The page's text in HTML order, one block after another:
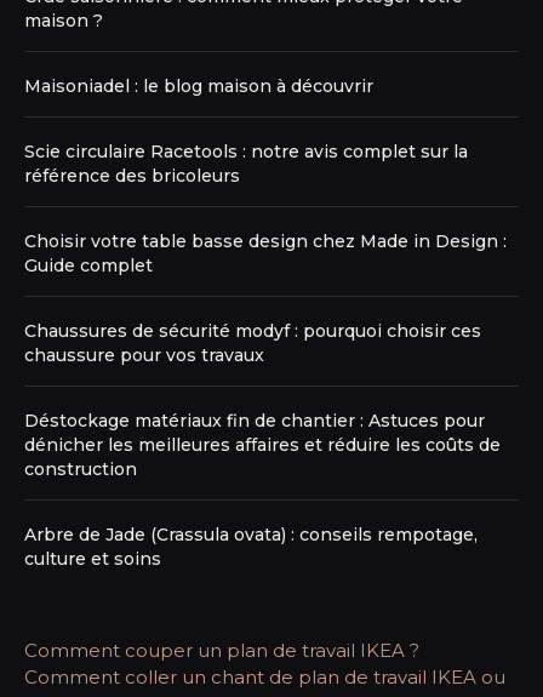
maison ?
Maisoniadel : le blog maison à découvrir
Scie circulaire Racetools : notre avis complet sur la
référence des bricoleurs
Choisir votre table basse design chez Made in Design :
Guide complet
Chaussures de sécurité modyf : pourquoi choisir ces
chaussure pour vos travaux
Déstockage matériaux fin de chantier : Astuces pour
dénicher les meilleures affaires et réduire les coûts de
construction
Arbre de Jade (Crassula ovata) : conseils rempotage,
culture et soins
Comment couper un plan de travail IKEA ?
Comment coller un chant de plan de travail IKEA ou